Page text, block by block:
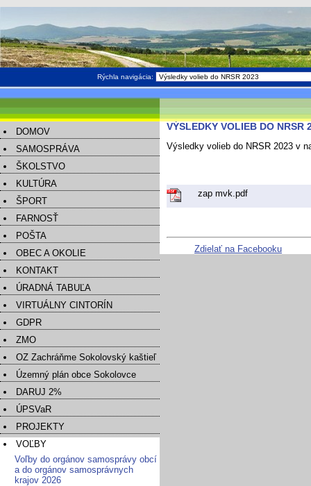
Rýchla navigácia:
DOMOV
SAMOSPRÁVA
ŠKOLSTVO
KULTÚRA
ŠPORT
FARNOSŤ
POŠTA
OBEC A OKOLIE
KONTAKT
ÚRADNÁ TABUĽA
VIRTUÁLNY CINTORÍN
GDPR
ZMO
OZ Zachráňme Sokolovský kaštieľ
Územný plán obce Sokolovce
DARUJ 2%
ÚPSVaR
PROJEKTY
VOĽBY
Voľby do orgánov samosprávy obcí
a do orgánov samosprávnych
krajov 2026
VÝSLEDKY VOLIEB DO NRSR
Výsledky volieb do NRSR 2023 v
zap mvk.pdf
Zdielať na Facebooku